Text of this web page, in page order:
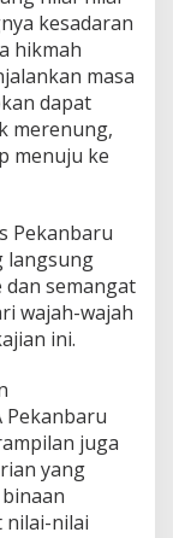
kesadaran
hikmah
masa
dapat
merenung,
menuju ke
Pekanbaru
langsung
dan semangat
wajah-wajah
ini.
Pekanbaru
juga
yang
nilai-nilai